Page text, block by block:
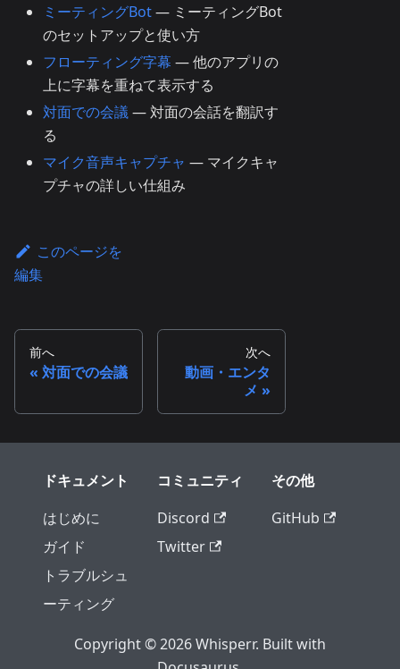
ミーティングBot— ミーティングBot
のセットアップと使い方
フローティング字幕 — 他のアプリの
上に字幕を重ねて表示する
対面での会議— 対面の会話を翻訳す
る
マイク音声キャプチャ — マイクキャ
プチャの詳しい仕組み
このページを
編集
前へ
対面での会議
次へ
動画・エンタ
メ
ドキュメント
はじめに
ガイド
トラブルシュ
ーティング
コミュニティ
Discord
Twitter
その他
GitHub
Copyright © 2026 Whisperr. Built with